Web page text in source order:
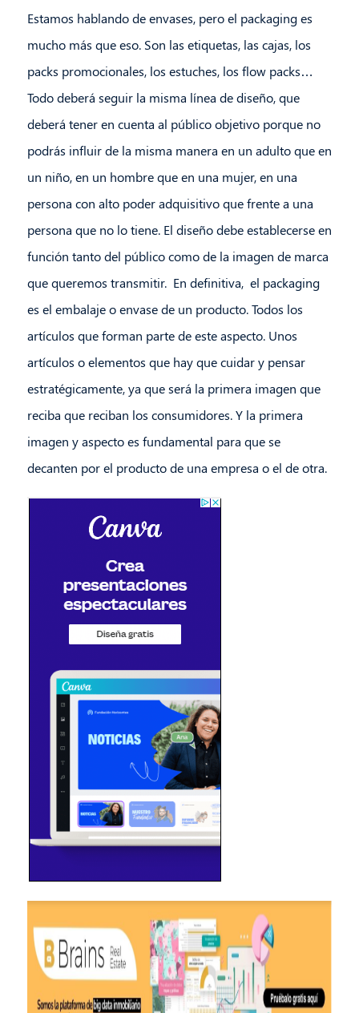
Estamos hablando de envases, pero el packaging es
mucho más que eso. Son las etiquetas, las cajas, los
packs promocionales, los estuches, los flow packs…
Todo deberá seguir la misma línea de diseño, que
deberá tener en cuenta al público objetivo porque no
podrás influir de la misma manera en un adulto que en
un niño, en un hombre que en una mujer, en una
persona con alto poder adquisitivo que frente a una
persona que no lo tiene. El diseño debe establecerse en
función tanto del público como de la imagen de marca
que queremos transmitir. En definitiva, el packaging
es el embalaje o envase de un producto. Todos los
artículos que forman parte de este aspecto. Unos
artículos o elementos que hay que cuidar y pensar
estratégicamente, ya que será la primera imagen que
reciba que reciban los consumidores. Y la primera
imagen y aspecto es fundamental para que se
decanten por el producto de una empresa o el de otra.